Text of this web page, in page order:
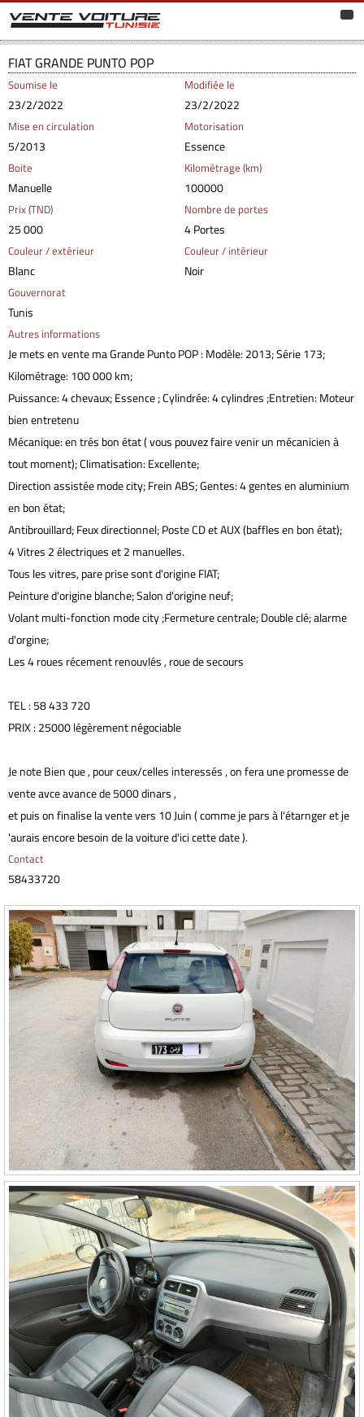
FIAT GRANDE PUNTO POP
Soumise le
23/2/2022
Modifiée le
23/2/2022
Mise en circulation
5/2013
Motorisation
Essence
Boite
Manuelle
Kilométrage (km)
100000
Prix (TND)
25 000
Nombre de portes
4 Portes
Couleur / extérieur
Blanc
Couleur / intérieur
Noir
Gouvernorat
Tunis
Autres informations
Je mets en vente ma Grande Punto POP : Modèle: 2013; Série 173;
Kilométrage: 100 000 km;
Puissance: 4 chevaux; Essence ; Cylindrée: 4 cylindres ;Entretien: Moteur
bien entretenu
Mécanique: en trés bon état ( vous pouvez faire venir un mécanicien à
tout moment); Climatisation: Excellente;
Direction assistée mode city; Frein ABS; Gentes: 4 gentes en aluminium
en bon état;
Antibrouillard; Feux directionnel; Poste CD et AUX (baffles en bon état);
4 Vitres 2 électriques et 2 manuelles.
Tous les vitres, pare prise sont d'origine FIAT;
Peinture d'origine blanche; Salon d'origine neuf;
Volant multi-fonction mode city ;Fermeture centrale; Double clé; alarme
d'orgine;
Les 4 roues récement renouvlés , roue de secours
TEL : 58 433 720
PRIX : 25000 légèrement négociable
Je note Bien que , pour ceux/celles interessés , on fera une promesse de
vente avce avance de 5000 dinars ,
et puis on finalise la vente vers 10 Juin ( comme je pars à l'étarnger et je
'aurais encore besoin de la voiture d'ici cette date ).
Contact
58433720